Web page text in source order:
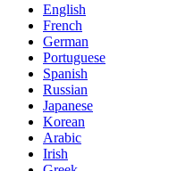
English
French
German
Portuguese
Spanish
Russian
Japanese
Korean
Arabic
Irish